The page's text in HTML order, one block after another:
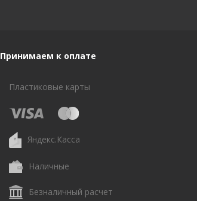
Принимаем к оплате
Пластиковые карты
Яндекс.Касса
Наличные
Безналичный расчет